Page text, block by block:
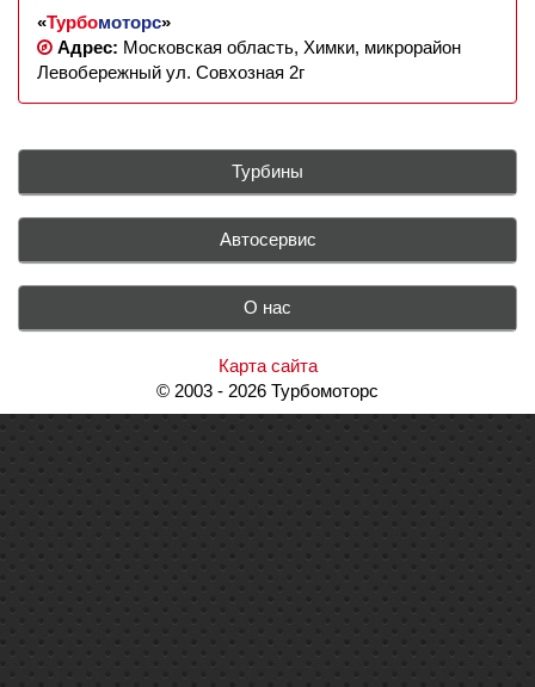
«Турбомоторс»
Адрес: Московская область, Химки, микрорайон
Левобережный ул. Совхозная 2г
Турбины
Автосервис
О нас
Карта сайта
© 2003 - 2026 Турбомоторс